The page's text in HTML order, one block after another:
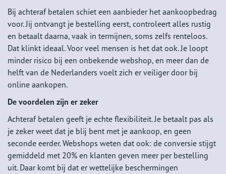
Bij achteraf betalen schiet een aanbieder het aankoopbedrag
voor. Jij ontvangt je bestelling eerst, controleert alles rustig
en betaalt daarna, vaak in termijnen, soms zelfs renteloos.
Dat klinkt ideaal. Voor veel mensen is het dat ook. Je loopt
minder risico bij een onbekende webshop, en meer dan de
helft van de Nederlanders voelt zich er veiliger door bij
online aankopen.
De voordelen zijn er zeker
Achteraf betalen geeft je echte flexibiliteit. Je betaalt pas als
je zeker weet dat je blij bent met je aankoop, en geen
seconde eerder. Webshops weten dat ook: de conversie stijgt
gemiddeld met 20% en klanten geven meer per bestelling
uit. Daar komt bij dat er wettelijke beschermingen